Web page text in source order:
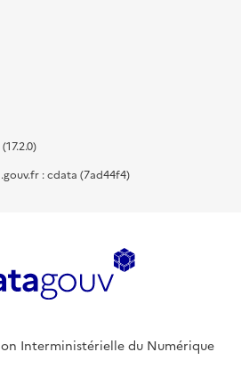
: cdata (7ad44f4)
Interministérielle du Numérique